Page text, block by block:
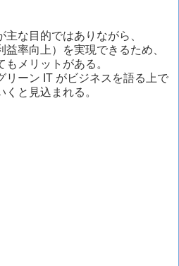
な目的ではありながら、
率向上）を実現できるため、
メリットがある。
ーン IT がビジネスを語る上で
と見込まれる。